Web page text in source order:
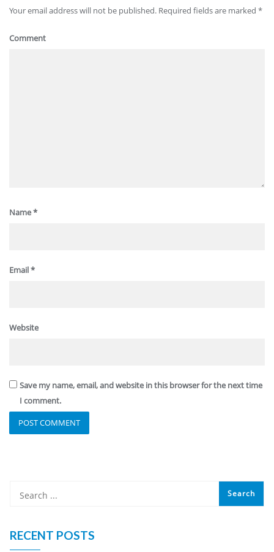
Your email address will not be published. Required fields are marked *
Comment
Name*
Email*
Website
Save my name, email, and website in this browser for the next time
I comment.
RECENT POSTS